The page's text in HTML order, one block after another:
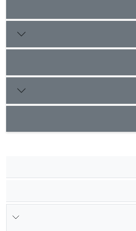
پشتوانه ای از فک تها )تز(
بررسی ما فاقد این ویژگی مهم